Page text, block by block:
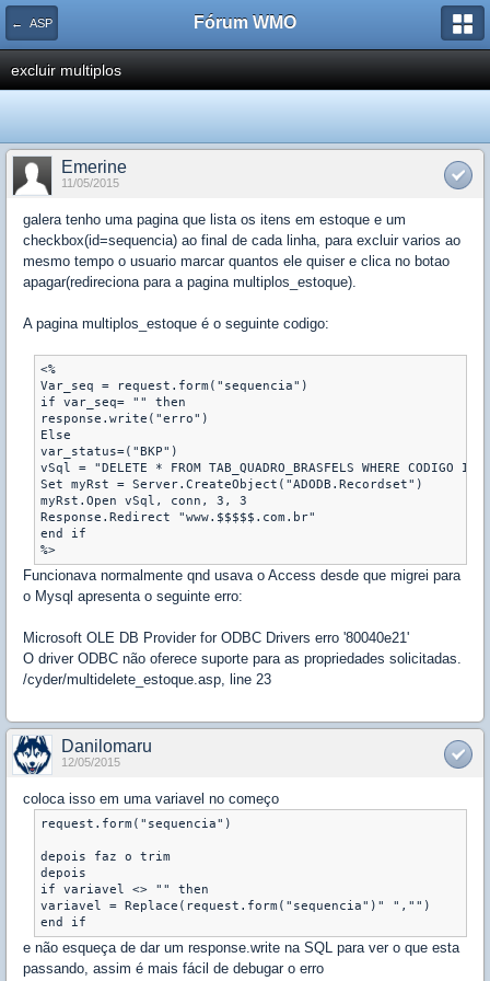
← ASP Fórum WMO
excluir multiplos
Emerine
11/05/2015
galera tenho uma pagina que lista os itens em estoque e um
checkbox(id=sequencia) ao final de cada linha, para excluir varios ao
mesmo tempo o usuario marcar quantos ele quiser e clica no botao
apagar(redireciona para a pagina multiplos_estoque).
A pagina multiplos_estoque é o seguinte codigo:
<%
Var_seq = request.form("sequencia")
if var_seq= "" then
response.write("erro")
Else
var_status=("BKP")
vSql = "DELETE * FROM TAB_QUADRO_BRASFELS WHERE CODIGO
Set myRst = Server.CreateObject("ADODB.Recordset")
myRst.Open vSql, conn, 3, 3
Response.Redirect "www.$$$$$.com.br"
end if
Funcionava normalmente qnd usava o Access desde que migrei para
o Mysql apresenta o seguinte erro:
Microsoft OLE DB Provider for ODBC Drivers erro '80040e21'
O driver ODBC não oferece suporte para as propriedades solicitadas.
/cyder/multidelete_estoque.asp, line 23
Danilomaru
12/05/2015
coloca isso em uma variavel no começo
request.form("sequencia")
depois faz o trim
depois
if variavel <> "" then
variavel = Replace(request.form("sequencia")" ","")
end if
e não esqueça de dar um response.write na SQL para ver o que esta
passando, assim é mais fácil de debugar o erro